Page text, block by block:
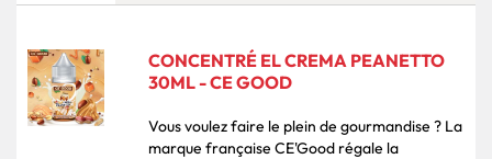
CONCENTRÉ EL CREMA PEANETTO
30ML - CE GOOD
Vous voulez faire le plein de gourmandise ? La
marque française CE'Good régale la